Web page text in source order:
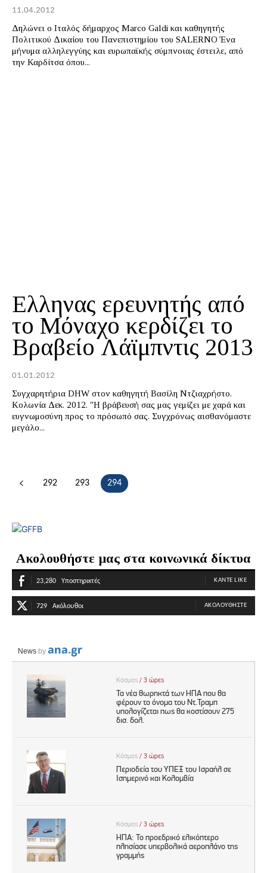
11.04.2012
Δηλώνει ο Ιταλός δήμαρχος Marco Galdi και καθηγητής
Πολιτικού Δικαίου του Πανεπιστημίου του SALERNO Ένα
μήνυμα αλληλεγγύης και ευρωπαϊκής σύμπνοιας έστειλε, από
την Καρδίτσα όπου...
Ελληνας ερευνητής από
το Μόναχο κερδίζει το
Βραβείο Λάϊμπντις 2013
01.01.2012
Συγχαρητήρια DHW στον καθηγητή Βασίλη Ντζιαχρήστο.
Κολωνία Δεκ. 2012. "Η βράβευσή σας μας γεμίζει με χαρά και
ευγνωμοσύνη προς το πρόσωπό σας. Συγχρόνως αισθανόμαστε
μεγάλο...
292 293 294
Ακολουθήστε μας στα κοινωνικά δίκτυα
23,280 Υποστηρικτές ΚΆΝΤΕ LIKE
729 Ακόλουθοι ΑΚΟΛΟΥΘΉΣΤΕ